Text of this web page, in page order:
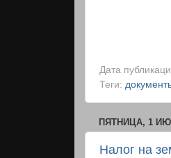
Дата
Теги:
ПЯТНИЦА, 1
Налог на